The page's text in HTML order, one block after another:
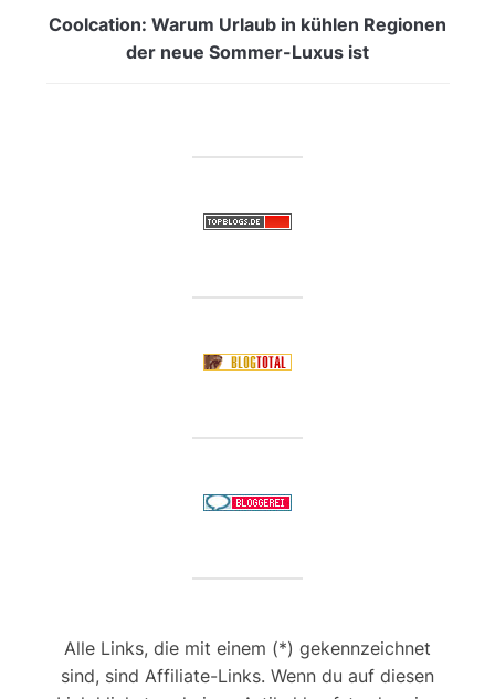
Coolcation: Warum Urlaub in kühlen Regionen
der neue Sommer-Luxus ist
Alle Links, die mit einem (*) gekennzeichnet
sind, sind Affiliate-Links. Wenn du auf diesen